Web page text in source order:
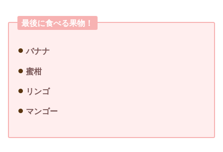
最後に食べる果物！
バナナ
蜜柑
リンゴ
マンゴー